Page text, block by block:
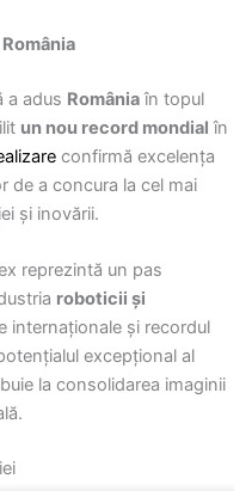
a adus România în topul
un nou record mondial în
confirmă excelența
de a concura la cel mai
și inovării.
reprezintă un pas
roboticii și
internaționale și recordul
excepțional al
la consolidarea imaginii